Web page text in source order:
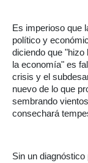
Es imperioso que
político y
diciendo que "hizo
la economía" es
crisis y el
nuevo de lo que
sembrando
consechará
Sin un